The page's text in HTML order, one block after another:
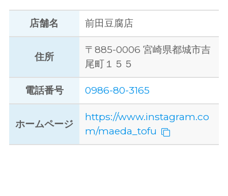
店舗名 前田豆腐店
住所
〒885-0006 宮崎県都城市吉
尾町１５５
電話番号 0986-80-3165
ホームページ
https://www.instagram.co
m/maeda_tofu